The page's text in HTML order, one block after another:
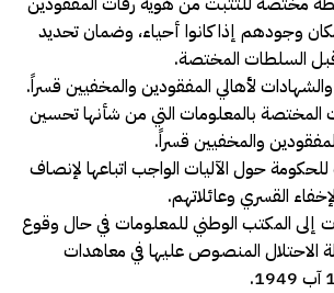
وجودهم إذا كانوا أحياء، وضمان تحديد
قبل السلطات المختصة.
المختصة بالمعلومات التي من شأنها تحسين
والمخفيين قسراً.
للحكومة حول الآليات الواجب اتباعها لإنصاف
القسري وعائلاتهم.
إلى المكتب الوطني للمعلومات في حال وقوع
الاحتلال المنصوص عليها في معاهدات